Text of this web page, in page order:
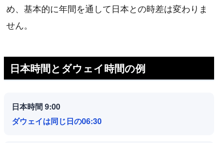
め、基本的に年間を通して日本との時差は変わりま
せん。
日本時間とダウェイ時間の例
日本時間 9:00
ダウェイは同じ日の06:30